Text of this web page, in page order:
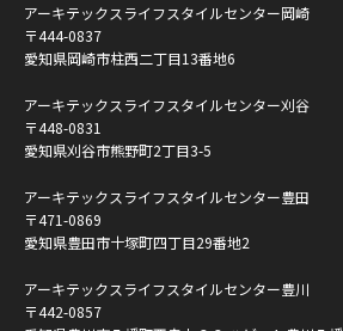
アーキテックスライフスタイルセンター岡崎
〒444-0837
愛知県岡崎市柱西二丁目13番地6
アーキテックスライフスタイルセンター刈谷
〒448-0831
愛知県刈谷市熊野町2丁目3-5
アーキテックスライフスタイルセンター豊田
〒471-0869
愛知県豊田市十塚町四丁目29番地2
アーキテックスライフスタイルセンター豊川
〒442-0857